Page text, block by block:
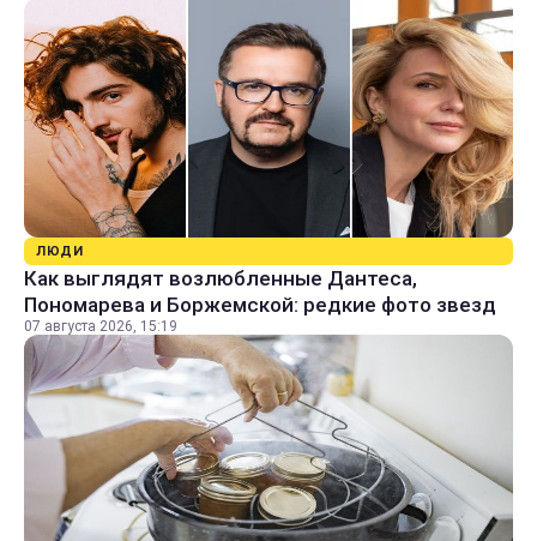
ЛЮДИ
Как выглядят возлюбленные Дантеса,
Пономарева и Боржемской: редкие фото звезд
07 августа 2026, 15:19